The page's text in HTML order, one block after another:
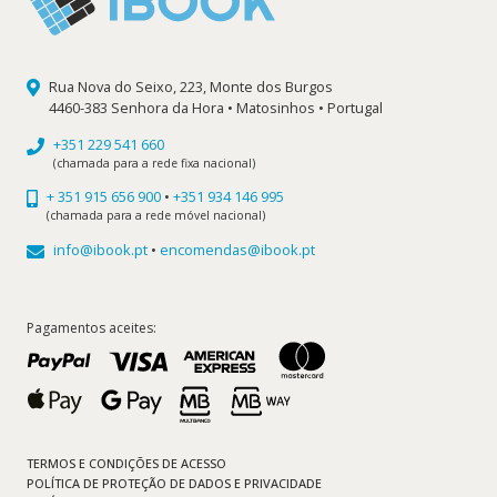
Rua Nova do Seixo, 223, Monte dos Burgos
4460-383 Senhora da Hora • Matosinhos • Portugal
+351 229 541 660
(chamada para a rede fixa nacional)
+ 351 915 656 900 • +351 934 146 995
(chamada para a rede móvel nacional)
info@ibook.pt • encomendas@ibook.pt
Pagamentos aceites:
TERMOS E CONDIÇÕES DE ACESSO
POLÍTICA DE PROTEÇÃO DE DADOS E PRIVACIDADE